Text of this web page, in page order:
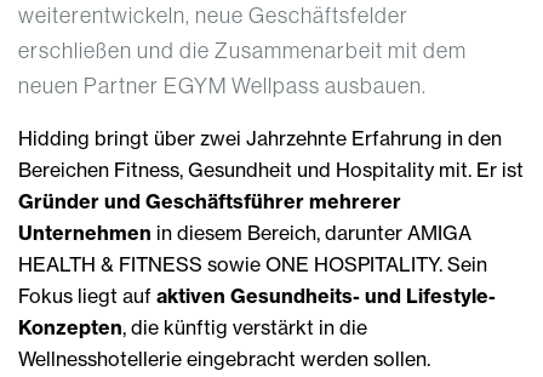
weiterentwickeln, neue Geschäftsfelder
erschließen und die Zusammenarbeit mit dem
neuen Partner EGYM Wellpass ausbauen.
Hidding bringt über zwei Jahrzehnte Erfahrung in den
Bereichen Fitness, Gesundheit und Hospitality mit. Er ist
Gründer und Geschäftsführer mehrerer
Unternehmen in diesem Bereich, darunter AMIGA
HEALTH & FITNESS sowie ONE HOSPITALITY. Sein
Fokus liegt auf aktiven Gesundheits- und Lifestyle-
Konzepten, die künftig verstärkt in die
Wellnesshotellerie eingebracht werden sollen.